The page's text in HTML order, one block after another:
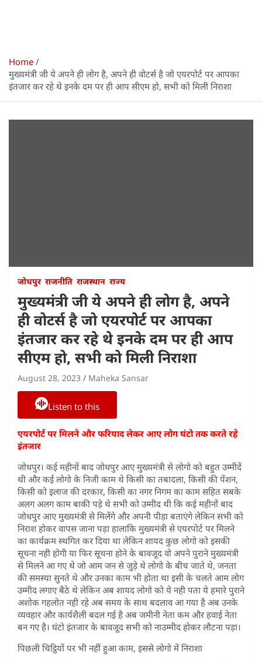
Home
मुख्यमंत्री जी ये अपने ही लोग है, अपने ही वोटर्स है जो एयरपोर्ट पर आपका
इंतजार कर रहे थे इनके दम पर ही आप सीएम हो, सभी को मिली निराशा
जोधपुर राजनीति राजस्थान राज्य
मुख्यमंत्री जी ये अपने ही लोग है, अपने
ही वोटर्स है जो एयरपोर्ट पर आपका
इंतजार कर रहे थे इनके दम पर ही आप
सीएम हो, सभी को मिली निराशा
August 28, 2023 Maheka Sansar
Listen to this
एयरपोर्ट पर मिलने और फरियाद लेकर आए लोग घंटो तक करते रहे
इंतजार
जोधपुर। कई महीनों बाद जोधपुर आए मुख्यमंत्री से लोगो को बहुत उम्मीदें
थी और कई लोगो के निजी काम थे किसी का तबादला, किसी की पेंशन,
किसी को इलाज की दरकार, किसी का नगर निगम का काम सहित सबके
अलग अलग काम बाकी पड़े थे सभी को उम्मीद थी कि कई महीनों बाद
जोधपुर आए मुख्यमंत्री से मिलेंगे और अपनी पीड़ा बताएंगे लेकिन सभी को
निराश होकर वापस जाना पड़ा हालाकि मुख्यमंत्री से एयरपोर्ट पर मिलने
का कार्यक्रम स्थगित कर दिया था लेकिन शायद कुछ लोगो को इसकी
सूचना नही होगी या फिर सूचना होने के बावजूद वो अपने पुराने मुख्यमंत्री
से मिलने आ गए थे जो आम जन से जुड़े थे लोगो के बीच जाते थे, जनता
की समस्या सुनते थे और उनका काम भी होता था इसी के चलते आम लोग
उम्मीद लगाए बैठे थे लेकिन अब शायद लोगो को ये नही पता ये हमारे पुराने
अशोक गहलोत नही रहे अब समय के साथ बदलाव आ गया है अब उनके
व्यवहार और कार्यशैली बदल गई है अब जमीनी नेता कम और हवाई नेता
बन गए है। घंटो इंतजार के बावजूद सभी को नाउम्मीद होकर लौटना पड़ा।
पिछली चिट्ठियों पर भी नहीं हुआ काम, इससे लोगो में निराशा